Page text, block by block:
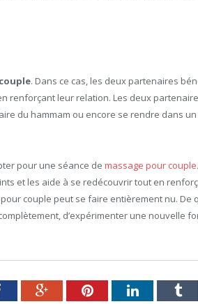
. Dans ce cas, les deux partenaires
renforçant leur relation. Les deux
du hammam ou encore se rendre dans un
pour une séance de massage pour couple.
et les aide à se redécouvrir tout en
couple peut se faire entièrement nu. De
d’expérimenter une nouvelle
FacebookGoogle+PinterestLinkedIn